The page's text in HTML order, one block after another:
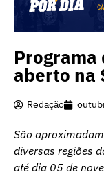
Programa
aberto na
Redação
São
diversas regiões
até dia 05 de